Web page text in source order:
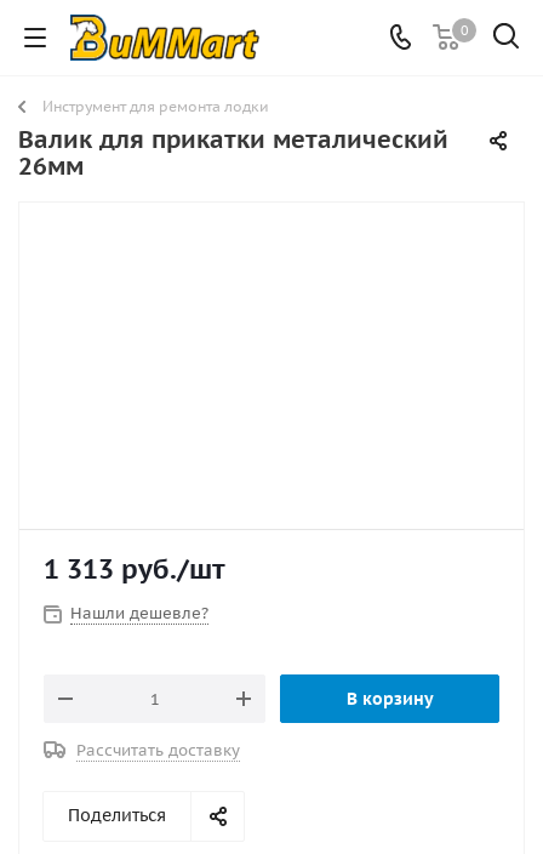
0
Инструмент для ремонта лодки
Валик для прикатки металический
26мм
1 313 руб./шт
Нашли дешевле?
В корзину
Рассчитать доставку
Поделиться